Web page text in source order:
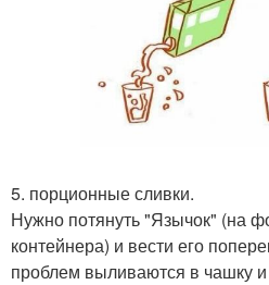
5. порционные сливки.
Нужно потянуть "Язычок" (на
контейнера) и вести его
проблем выливаются в чашку